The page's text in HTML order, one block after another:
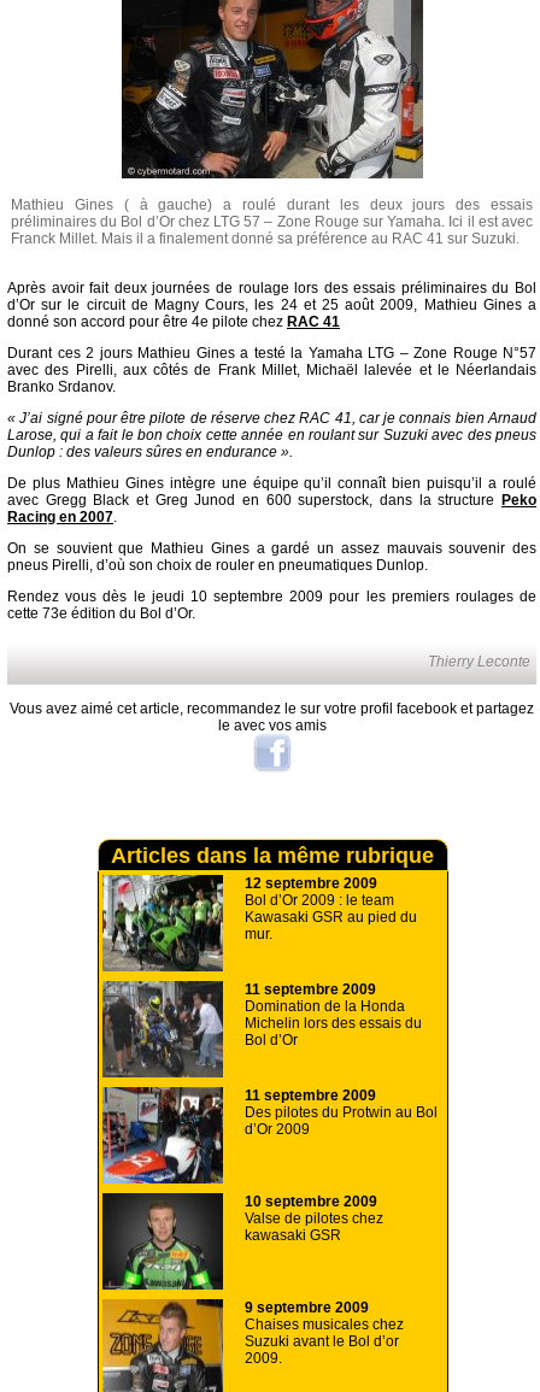
Mathieu Gines ( à gauche) a roulé durant les deux jours des essais
préliminaires du Bol d’Or chez LTG 57 – Zone Rouge sur Yamaha. Ici il est avec
Franck Millet. Mais il a finalement donné sa préférence au RAC 41 sur Suzuki.
Après avoir fait deux journées de roulage lors des essais préliminaires du Bol
d’Or sur le circuit de Magny Cours, les 24 et 25 août 2009, Mathieu Gines a
donné son accord pour être 4e pilote chez RAC 41
Durant ces 2 jours Mathieu Gines a testé la Yamaha LTG – Zone Rouge N°57
avec des Pirelli, aux côtés de Frank Millet, Michaël lalevée et le Néerlandais
Branko Srdanov.
« J’ai signé pour être pilote de réserve chez RAC 41, car je connais bien Arnaud
Larose, qui a fait le bon choix cette année en roulant sur Suzuki avec des pneus
Dunlop : des valeurs sûres en endurance ».
De plus Mathieu Gines intègre une équipe qu’il connaît bien puisqu’il a roulé
avec Gregg Black et Greg Junod en 600 superstock, dans la structure
Peko
Racing en 2007.
On se souvient que Mathieu Gines a gardé un assez mauvais souvenir des
pneus Pirelli, d’où son choix de rouler en pneumatiques Dunlop.
Rendez vous dès le jeudi 10 septembre 2009 pour les premiers roulages de
cette 73e édition du Bol d’Or.
Thierry Leconte
Vous avez aimé cet article, recommandez le sur votre profil facebook et partagez
le avec vos amis
Articles dans la même rubrique
12 septembre 2009
Bol d’Or 2009 : le team
Kawasaki GSR au pied du
mur.
11 septembre 2009
Domination de la Honda
Michelin lors des essais du
Bol d’Or
11 septembre 2009
Des pilotes du Protwin au Bol
d’Or 2009
10 septembre 2009
Valse de pilotes chez
kawasaki GSR
9 septembre 2009
Chaises musicales chez
Suzuki avant le Bol d’or
2009.